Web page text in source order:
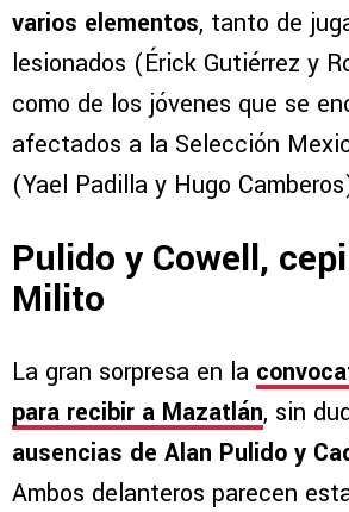
varios elementos, tanto de
lesionados (Érick Gutiérrez y
como de los jóvenes que se
afectados a la Selección
(Yael Padilla y Hugo
Pulido y Cowell,
Milito
La gran sorpresa en la
para recibir a Mazatlán, sin
ausencias de Alan Pulido y
Ambos delanteros parecen